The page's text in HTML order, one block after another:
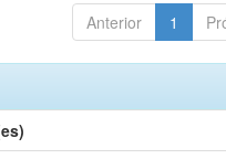
Anterior 1